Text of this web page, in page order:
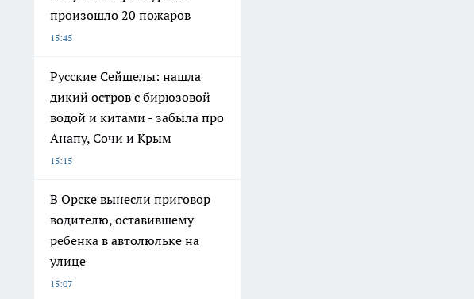
произошло 20 пожаров
15:45
Русские Сейшелы: нашла
дикий остров с бирюзовой
водой и китами - забыла про
Анапу, Сочи и Крым
15:15
В Орске вынесли приговор
водителю, оставившему
ребенка в автолюльке на
улице
15:07